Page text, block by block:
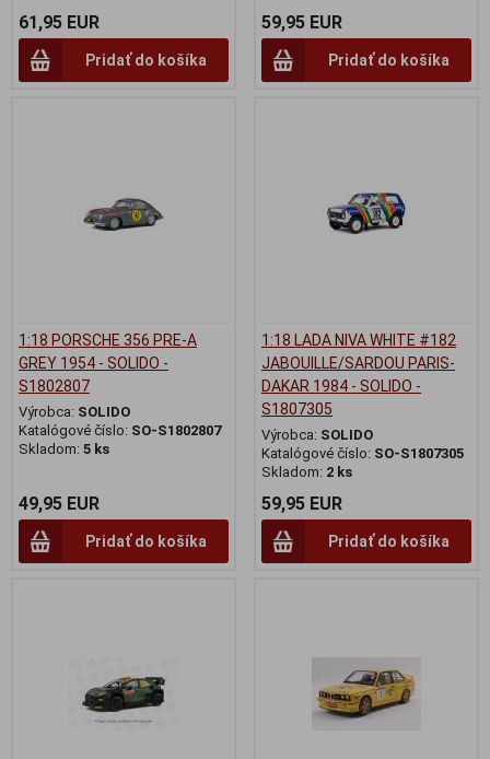
61,95 EUR
Pridať do košíka
59,95 EUR
Pridať do košíka
1:18 PORSCHE 356 PRE-A
GREY 1954 - SOLIDO -
S1802807
Výrobca: SOLIDO
Katalógové číslo: SO-S1802807
Skladom: 5 ks
49,95 EUR
Pridať do košíka
1:18 LADA NIVA WHITE #182
JABOUILLE/SARDOU PARIS-
DAKAR 1984 - SOLIDO -
S1807305
Výrobca: SOLIDO
Katalógové číslo: SO-S1807305
Skladom: 2 ks
59,95 EUR
Pridať do košíka